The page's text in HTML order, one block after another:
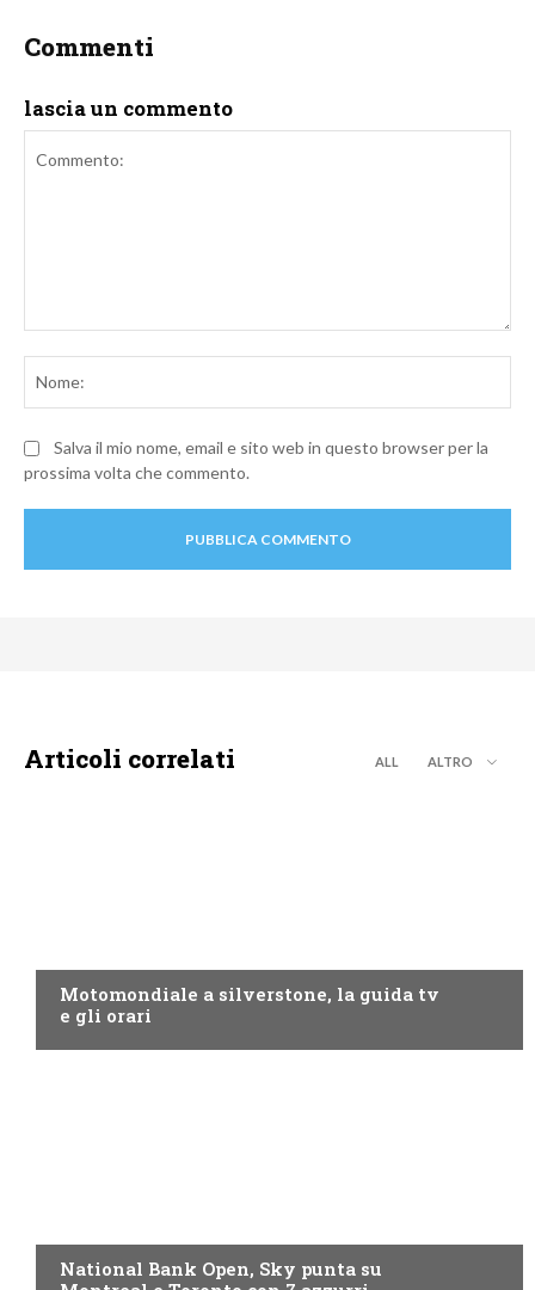
Commenti
lascia un commento
Salva il mio nome, email e sito web in questo browser per la
prossima volta che commento.
Articoli correlati ALL ALTRO
Motomondiale a silverstone, la guida tv
e gli orari
National Bank Open, Sky punta su